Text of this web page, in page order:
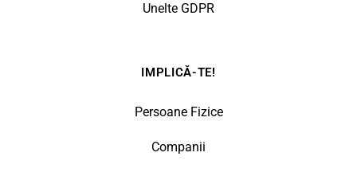
Unelte GDPR
IMPLICĂ-TE!
Persoane Fizice
Companii